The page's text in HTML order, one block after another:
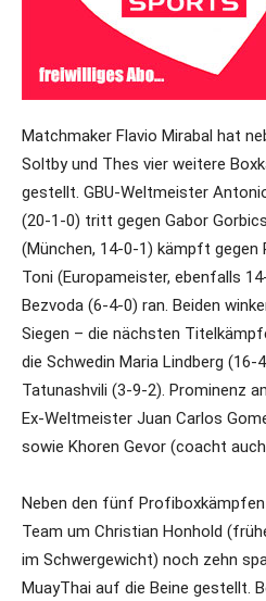
Matchmaker Flavio Mirabal hat
Soltby und Thes vier weitere
gestellt. GBU-Weltmeister
(20-1-0) tritt gegen Gabor
(München, 14-0-1) kämpft gegen
Toni (Europameister, ebenfalls
Bezvoda (6-4-0) ran. Beiden
Siegen – die nächsten
die Schwedin Maria Lindberg (16-
Tatunashvili (3-9-2). Prominenz
Ex-Weltmeister Juan Carlos
sowie Khoren Gevor (coacht
Neben den fünf
Team um Christian Honhold
im Schwergewicht) noch zehn
MuayThai auf die Beine gestellt.